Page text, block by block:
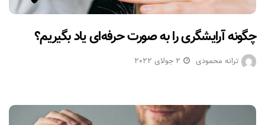
چگونه آرایشگری را به صورت حرفه‌ای یاد بگیریم؟
ترانه محمودی 2 جولای 2022